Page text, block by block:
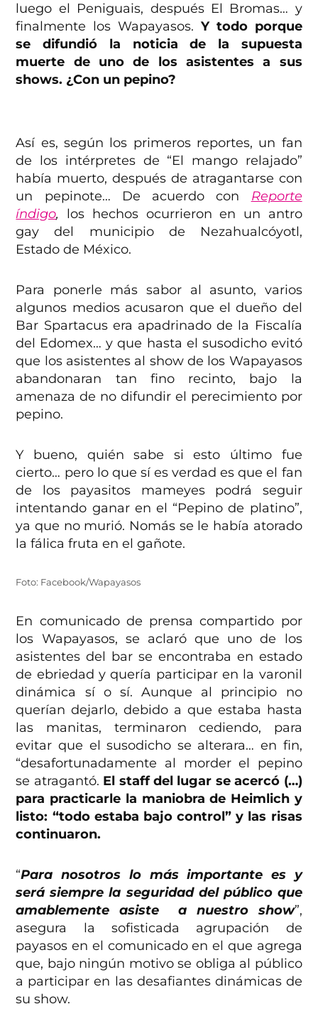
luego el Peniguais, después El Bromas… y
finalmente los Wapayasos. Y todo porque
se difundió la noticia de la supuesta
muerte de uno de los asistentes a sus
shows. ¿Con un pepino?
Así es, según los primeros reportes, un fan
de los intérpretes de “El mango relajado”
había muerto, después de atragantarse con
un pepinote… De acuerdo con Reporte
índigo, los hechos ocurrieron en un antro
gay del municipio de Nezahualcóyotl,
Estado de México.
Para ponerle más sabor al asunto, varios
algunos medios acusaron que el dueño del
Bar Spartacus era apadrinado de la Fiscalía
del Edomex… y que hasta el susodicho evitó
que los asistentes al show de los Wapayasos
abandonaran tan fino recinto, bajo la
amenaza de no difundir el perecimiento por
pepino.
Y bueno, quién sabe si esto último fue
cierto… pero lo que sí es verdad es que el fan
de los payasitos mameyes podrá seguir
intentando ganar en el “Pepino de platino”,
ya que no murió. Nomás se le había atorado
la fálica fruta en el gañote.
Foto: Facebook/Wapayasos
En comunicado de prensa compartido por
los Wapayasos, se aclaró que uno de los
asistentes del bar se encontraba en estado
de ebriedad y quería participar en la varonil
dinámica sí o sí. Aunque al principio no
querían dejarlo, debido a que estaba hasta
las manitas, terminaron cediendo, para
evitar que el susodicho se alterara… en fin,
“desafortunadamente al morder el pepino
se atragantó. El staff del lugar se acercó (…)
para practicarle la maniobra de Heimlich y
listo: “todo estaba bajo control” y las risas
continuaron.
“Para nosotros lo más importante es y
será siempre la seguridad del público que
amablemente asiste a nuestro show”,
asegura la sofisticada agrupación de
payasos en el comunicado en el que agrega
que, bajo ningún motivo se obliga al público
a participar en las desafiantes dinámicas de
su show.